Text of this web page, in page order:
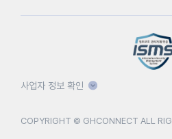
사업자 정보 확인
COPYRIGHT © GHCONNECT ALL